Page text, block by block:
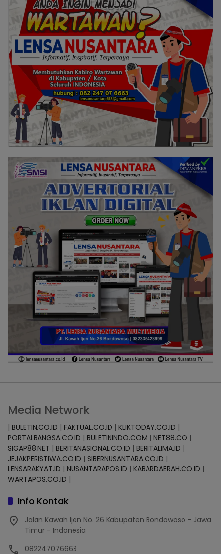
Media Network
| BULETIN.CO.ID | FAKTUAL.CO.ID | KLIKTODAY.CO.ID |
PORTALBANGSA.CO.ID | BULETININDO.COM | NET88.CO |
SIGAP88.NET | BERITANASIONAL.CO.ID | BERITALIMA.ID |
JEJAKPERISTIWA.CO.ID | SIBERNUSANTARA.CO.ID |
LENSARAKYAT.ID | NUSANTARAPOS.ID | KABARDAERAH.CO.ID |
WARTAPOS.CO.ID |
Info Kontak
Jalan Kawah Ijen No. 26 Kabupaten Bondowoso - Jawa
Timur - Indonesia
082247076663